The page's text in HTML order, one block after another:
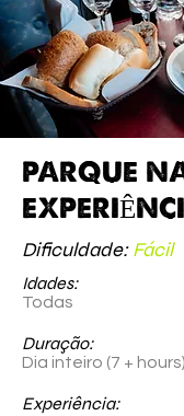
PARQUE
Dificuldade: Fácil
Idades:
Todas
Duração:
Dia inteiro (7 + hours)
Experiência: